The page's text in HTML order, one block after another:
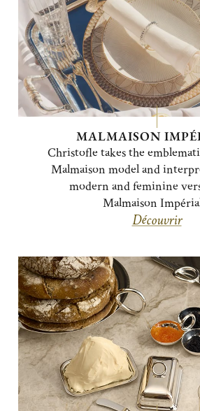
MALMAISON
Christofle takes the
Malmaison model and
modern and feminine
Malmaison
Découvrir